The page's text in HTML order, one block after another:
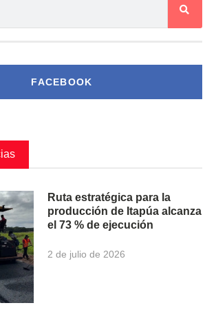
FACEBOOK
Ruta estratégica para la
producción de Itapúa alcanza
el 73 % de ejecución
2 de julio de 2026